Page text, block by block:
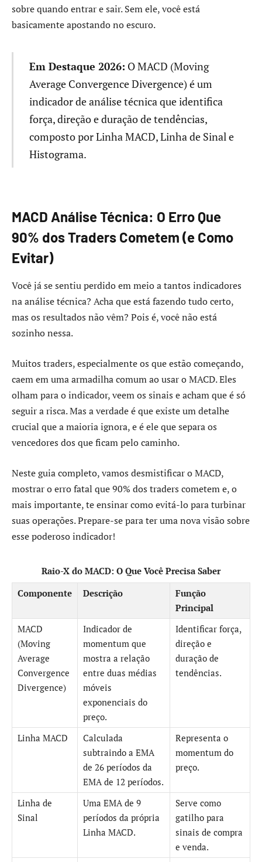
sobre quando entrar e sair. Sem ele, você está
basicamente apostando no escuro.
Em Destaque 2026: O MACD (Moving
Average Convergence Divergence) é um
indicador de análise técnica que identifica
força, direção e duração de tendências,
composto por Linha MACD, Linha de Sinal e
Histograma.
MACD Análise Técnica: O Erro Que
90% dos Traders Cometem (e Como
Evitar)
Você já se sentiu perdido em meio a tantos indicadores
na análise técnica? Acha que está fazendo tudo certo,
mas os resultados não vêm? Pois é, você não está
sozinho nessa.
Muitos traders, especialmente os que estão começando,
caem em uma armadilha comum ao usar o MACD. Eles
olham para o indicador, veem os sinais e acham que é só
seguir a risca. Mas a verdade é que existe um detalhe
crucial que a maioria ignora, e é ele que separa os
vencedores dos que ficam pelo caminho.
Neste guia completo, vamos desmistificar o MACD,
mostrar o erro fatal que 90% dos traders cometem e, o
mais importante, te ensinar como evitá-lo para turbinar
suas operações. Prepare-se para ter uma nova visão sobre
esse poderoso indicador!
Raio-X do MACD: O Que Você Precisa Saber
Componente
Descrição
Função
Principal
MACD
(Moving
Average
Convergence
Divergence)
Indicador de
momentum que
mostra a relação
entre duas médias
móveis
exponenciais do
preço.
Identificar força,
direção e
duração de
tendências.
Linha MACD
Calculada
subtraindo a EMA
de 26 períodos da
EMA de 12 períodos.
Representa o
momentum do
preço.
Linha de
Sinal
Uma EMA de 9
períodos da própria
Linha MACD.
Serve como
gatilho para
sinais de compra
e venda.